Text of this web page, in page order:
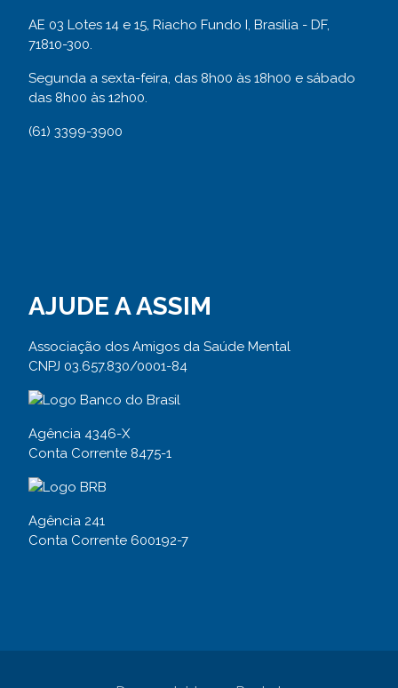
AE 03 Lotes 14 e 15, Riacho Fundo I, Brasília - DF,
71810-300.
Segunda a sexta-feira, das 8h00 às 18h00 e sábado
das 8h00 às 12h00.
(61) 3399-3900
AJUDE A ASSIM
Associação dos Amigos da Saúde Mental
CNPJ 03.657.830/0001-84
Agência 4346-X
Conta Corrente 8475-1
Agência 241
Conta Corrente 600192-7